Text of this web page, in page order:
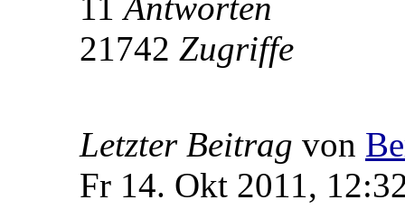
21742 Zugriffe
Letzter Beitrag von
Fr 14. Okt 2011,